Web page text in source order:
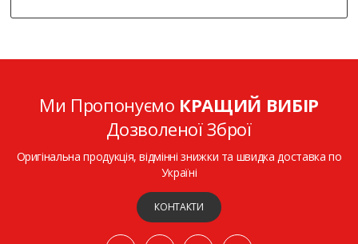
Ми Пропонуємо КРАЩИЙ ВИБІР
Дозволеної Зброї
Оригінальна продукція, відмінні знижки та швидка доставка по
Україні
КОНТАКТИ